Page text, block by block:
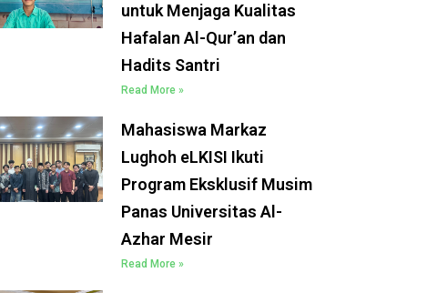
untuk Menjaga Kualitas
Hafalan Al-Qur’an dan
Hadits Santri
Read More »
Mahasiswa Markaz
Lughoh eLKISI Ikuti
Program Eksklusif Musim
Panas Universitas Al-
Azhar Mesir
Read More »